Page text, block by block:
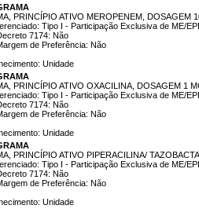
PRINCÍPIO ATIVO MEROPENEM, DOSAGEM
Tipo I - Participação Exclusiva de ME/
7174: Não
de Preferência: Não
Unidade
PRINCÍPIO ATIVO OXACILINA, DOSAGEM 1
Tipo I - Participação Exclusiva de ME/
7174: Não
de Preferência: Não
Unidade
PRINCÍPIO ATIVO PIPERACILINA/
Tipo I - Participação Exclusiva de ME/
7174: Não
de Preferência: Não
Unidade